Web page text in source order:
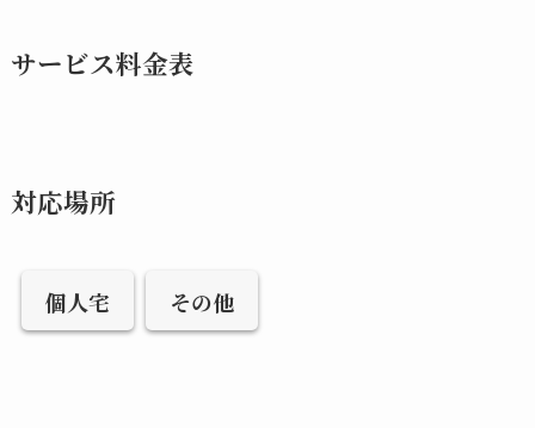
サービス料金表
対応場所
個人宅 その他